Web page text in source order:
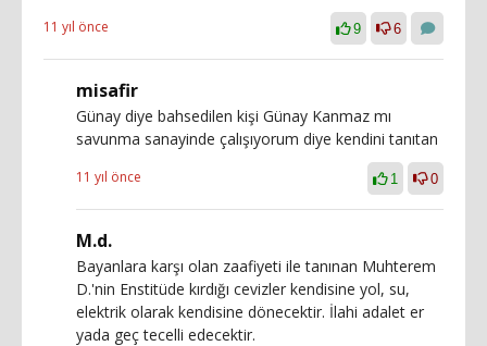
11 yıl önce 9 6
misafir
Günay diye bahsedilen kişi Günay Kanmaz mı
savunma sanayinde çalışıyorum diye kendini tanıtan
11 yıl önce 1 0
M.d.
Bayanlara karşı olan zaafiyeti ile tanınan Muhterem
D.'nin Enstitüde kırdığı cevizler kendisine yol, su,
elektrik olarak kendisine dönecektir. İlahi adalet er
yada geç tecelli edecektir.